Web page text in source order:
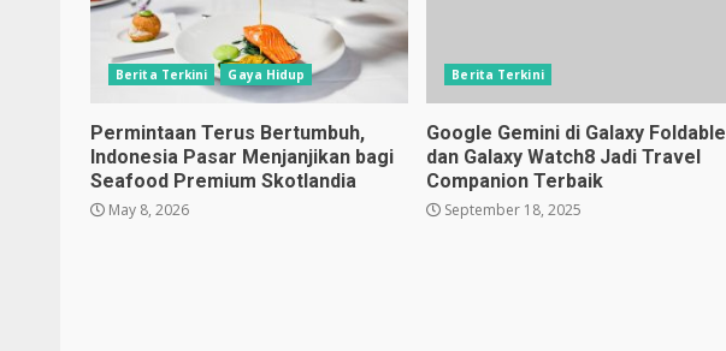
Berita Terkini Gaya Hidup
Permintaan Terus Bertumbuh,
Indonesia Pasar Menjanjikan bagi
Seafood Premium Skotlandia
May 8, 2026
Berita Terkini
Google Gemini di Galaxy Foldable
dan Galaxy Watch8 Jadi Travel
Companion Terbaik
September 18, 2025